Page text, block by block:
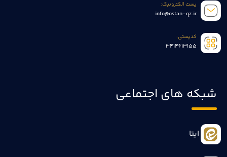
پست الکترونیک:
info@ostan-qz.ir
کدپستی:
3414613155
شبکه های اجتماعی
ایتا